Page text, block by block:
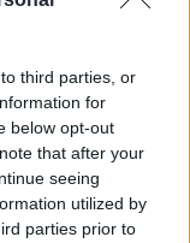
third parties, or
for
below opt-out
that after your
seeing
utilized by
parties prior to
prijavil drzno
storilec iz